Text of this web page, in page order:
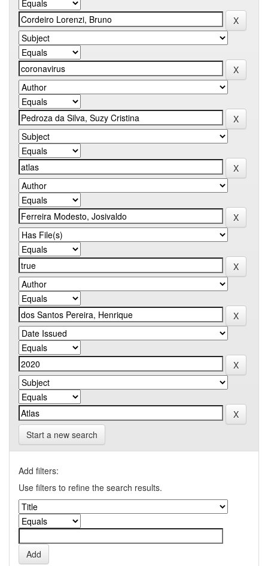
Start a new search
Add filters:
Use filters to refine the search results.